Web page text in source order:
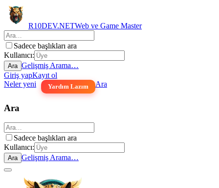
R10DEV.NETWeb ve Game Master
Sadece başlıkları ara
Kullanıcı:
Ara Gelişmiş Arama…
Giriş yapKayıt ol
Neler yeni
Yardım Lazım Ara
Ara
Sadece başlıkları ara
Kullanıcı:
Ara Gelişmiş Arama…